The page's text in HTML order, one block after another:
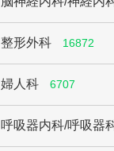
整形外科 16872
婦人科 6707
呼吸器内科/呼吸器